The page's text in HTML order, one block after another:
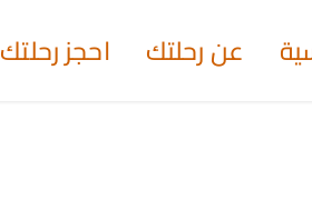
عن رحلتك احجز رحلتك